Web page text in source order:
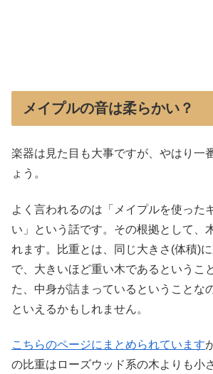
メイプルの音は柔らかい？
楽器は見た目も大事ですが、やはり一
ょう。
よく言われるのは「メイプルを使った
い」という話です。その根拠として、
れます。比重とは、同じ大きさ(体積)
で、大きいほど重い木であるというこ
た、中身が詰まっているということな
といえるかもしれません。
こちらのページにまとめられています
の比重はローズウッド系の木よりも小